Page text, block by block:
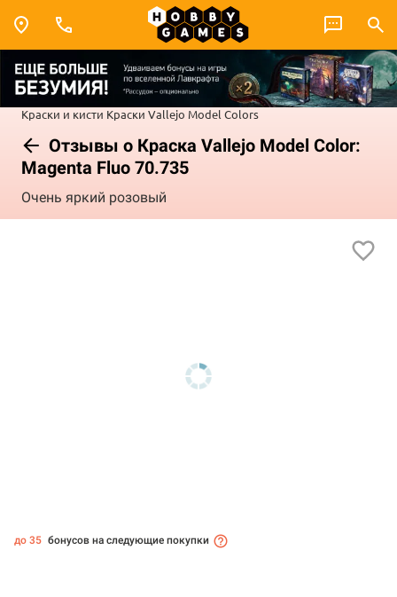
Краски и кисти Краски Vallejo Model Colors
Отзывы о Краска Vallejo Model Color:
Magenta Fluo 70.735
Очень яркий розовый
до 35 бонусов на следующие покупки